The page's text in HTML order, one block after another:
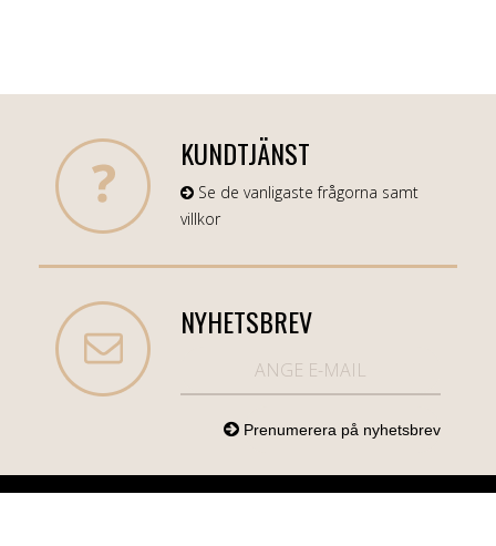
KUNDTJÄNST
Se de vanligaste frågorna samt
villkor
NYHETSBREV